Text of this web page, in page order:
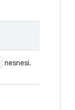
nesnesi.